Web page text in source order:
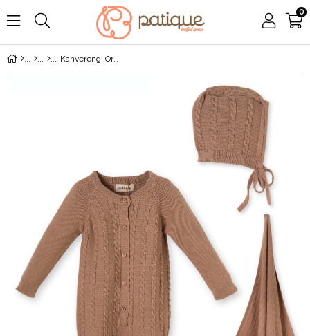
0
Kahverengi Organik Pamuk Yenidoğan Erkek Bebek 4'lü Set